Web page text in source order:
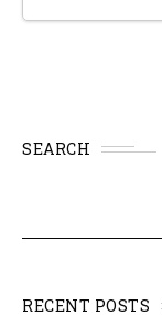
SEARCH
RECENT POSTS